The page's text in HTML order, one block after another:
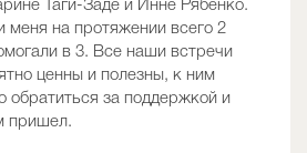
Таги-Заде и Инне Рябенко.
меня на протяжении всего 2
в 3. Все наши встречи
ценны и полезны, к ним
обратиться за поддержкой и
пришел.